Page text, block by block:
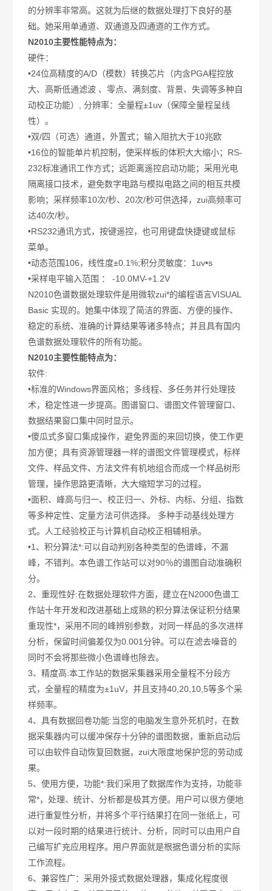
的分辨率非常高。这就为后继的数据处理打下良好的基
础。她采用单通道、双通道及四通道的工作方式。
N2010主要性能特点为：
硬件：
•24位高精度的A/D（模数）转换芯片（内含PGA程控放
大、高斯低通滤波 、零点、满刻度、背景、失调等多种自
动校正功能）, 分辨率：全量程±1uv（保障全量程呈线
性）。
•双/四（可选）通道，外置式；输入阻抗大于10兆欧
•16位的智能单片机控制，使采样板的体积大大缩小；RS-
232标准通讯工作方式；远距离遥控启动功能；采用光电
隔离接口技术，避免数字电路与模拟电路之间的相互共模
影响；采样频率10次/秒、20次/秒可供选择，zui高频率可
达40次/秒。
•RS232通讯方式，按键遥控，也可用键盘快捷键或鼠标
菜单。
•动态范围106，线性度±0.1%;积分灵敏度：1uv•s
•采样电平输入范围 ： -10.0MV-+1.2V
N2010色谱数据处理软件是用微软zui*的编程语言VISUAL
Basic 实现的。她集中体现了简洁的界面、方便的操作、
稳定的系统、准确的计算结果等诸多特点；并且具有国内
色谱数据处理软件的所有功能。
N2010主要性能特点为：
软件:
•标准的Windows界面风格；多线程、多任务并行处理技
术，稳定性进一步提高。图谱窗口、谱图文件管理窗口、
数据结果窗口集中同时显示。
•傻瓜式多窗口集成操作，避免界面的来回切换，使工作更
加方便；具有资源管理器一样的谱图文件管理模式，标样
文件、样品文件、方法文件有机地组合而成一个样品树形
管理，操作思路更清晰，大大缩短学习的过程。
•面积、峰高与归一、校正归一、外标、内标、分组、指数
等多种定性、定量方法可供选择。 多种手动基线处理方
式。人工经验校正与计算机自动校正相辅相承。
•1、积分算法*:可以自动判别各种类型的色谱峰，不漏
峰，不错判。本色谱工作站可以对90％的谱图自动准确积
分。
2、重现性好:在数据处理软件方面，建立在N2000色谱工
作站十年开发和改进基础上成熟的积分算法保证积分结果
重现性*，采用不同的峰辨别参数，对同一样品的多次进样
分析，保留时间偏差仅为0.001分钟。可以在滤去噪音的
同时不会将那些微小色谱峰也除去。
3、精度高:本工作站的数据采集器采用全量程不分段方
式，全量程的精度为±1uV，并且支持40,20,10,5等多个采
样频率。
4、具有数据回卷功能:当您的电脑发生意外死机时，在数
据采集器内可以缓冲保存十分钟的谱图数据，重新启动后
可以由软件自动恢复回数据，zui大限度地保护您的劳动成
果。
5、使用方便，功能*:我们采用了数据库作为支持，功能非
常*，处理、统计、分析都是极其方便。用户可以很方便地
进行重复性分析，并将多个平行结果打在同一张纸上，可
以对一段时期的结果进行统计、分析，同时可以由用户自
己编写扩充应用程序。用户界面就是根据色谱分析的实际
工作流程。
6、兼容性广：采用外接式数据处理器，集成化程度很